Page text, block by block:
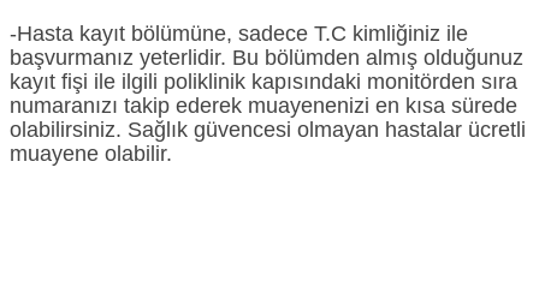
-Hasta kayıt bölümüne, sadece T.C kimliğiniz ile
başvurmanız yeterlidir. Bu bölümden almış olduğunuz
kayıt fişi ile ilgili poliklinik kapısındaki monitörden sıra
numaranızı takip ederek muayenenizi en kısa sürede
olabilirsiniz. Sağlık güvencesi olmayan hastalar ücretli
muayene olabilir.